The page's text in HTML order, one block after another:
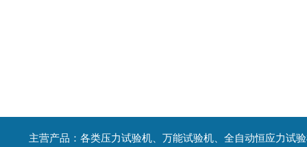
主营产品：各类压力试验机、万能试验机、全自动恒应力试